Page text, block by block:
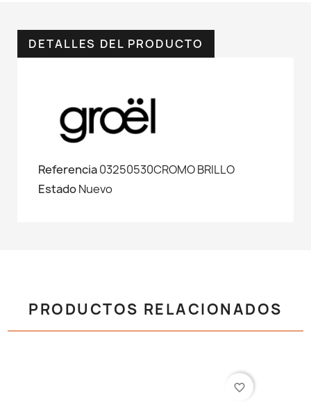
DETALLES DEL PRODUCTO
Referencia03250530CROMO BRILLO
EstadoNuevo
PRODUCTOS RELACIONADOS
favorite_border